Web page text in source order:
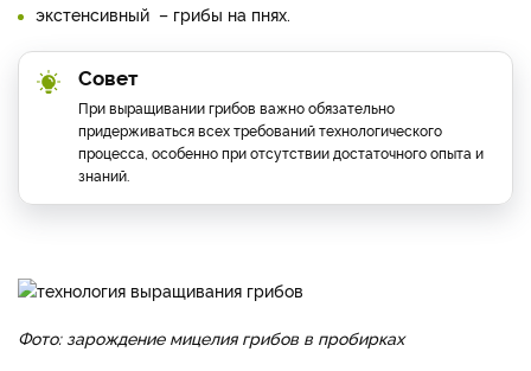
экстенсивный – грибы на пнях.
Совет
При выращивании грибов важно обязательно
придерживаться всех требований технологического
процесса, особенно при отсутствии достаточного опыта и
знаний.
Фото: зарождение мицелия грибов в пробирках